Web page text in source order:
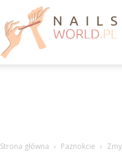
NailsWorld.pl
Strona główna Paznokcie